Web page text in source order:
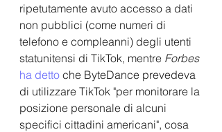
ripetutamente avuto accesso a dati
non pubblici (come numeri di
telefono e compleanni) degli utenti
statunitensi di TikTok, mentre Forbes
ha detto che ByteDance prevedeva
di utilizzare TikTok "per monitorare la
posizione personale di alcuni
specifici cittadini americani", cosa